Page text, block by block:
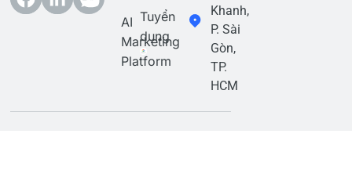
AI
Marketing
Platform
Tuyển
dụng
Khanh,
P. Sài
Gòn,
TP.
HCM